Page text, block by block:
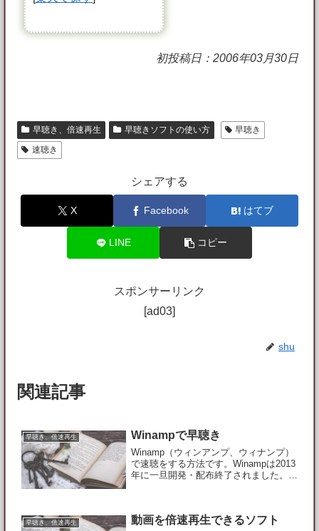
初投稿日：2006年03月30日
早聴き、倍速再生 早聴きソフトの使い方
早聴き
速聴き
シェアする
X Facebook はてブ
LINE コピー
スポンサーリンク
[ad03]
shu
関連記事
早聴き、倍速再生 Winampで早聴き
Winamp（ウィンアンプ、ウィナンプ）
で速聴をする方法です。Winampは2013
年に一旦開発・配布終了されました。そ
ンも手に入る...
早聴き、倍速再生 動画を倍速再生できるソフト